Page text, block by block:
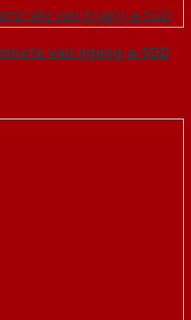
van ngang-a-SGD